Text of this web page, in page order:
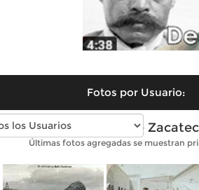
Fotos por Usuario:
Fotos antiguas de
Últimas fotos agregadas se muestran